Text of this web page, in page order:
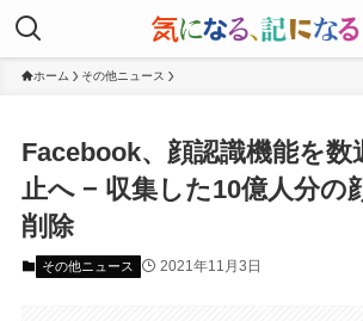
ホーム その他ニュース
Facebook、顔認識機能を数
止へ − 収集した10億人分の
削除
その他ニュース 2021年11月3日